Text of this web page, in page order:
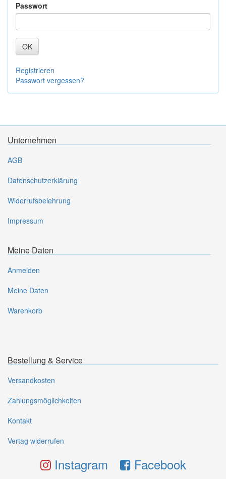
Passwort
OK
Registrieren
Passwort vergessen?
Unternehmen
AGB
Datenschutzerklärung
Widerrufsbelehrung
Impressum
Meine Daten
Anmelden
Meine Daten
Warenkorb
Bestellung & Service
Versandkosten
Zahlungsmöglichkeiten
Kontakt
Vertag widerrufen
Instagram Facebook